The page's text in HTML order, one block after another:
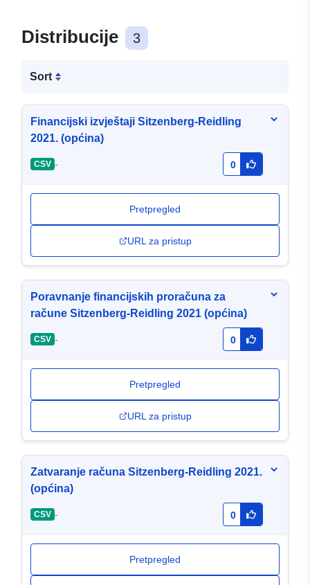
Distribucije 3
Sort
Financijski izvještaji Sitzenberg-Reidling
2021. (općina)
CSV - 0
Pretpregled
URL za pristup
Poravnanje financijskih proračuna za
račune Sitzenberg-Reidling 2021 (općina)
CSV - 0
Pretpregled
URL za pristup
Zatvaranje računa Sitzenberg-Reidling 2021.
(općina)
CSV - 0
Pretpregled